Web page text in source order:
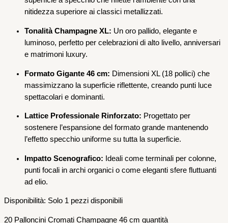
nitidezza superiore ai classici metallizzati.
Tonalità Champagne XL: Un oro pallido, elegante e
luminoso, perfetto per celebrazioni di alto livello, anniversari
e matrimoni luxury.
Formato Gigante 46 cm: Dimensioni XL (18 pollici) che
massimizzano la superficie riflettente, creando punti luce
spettacolari e dominanti.
Lattice Professionale Rinforzato: Progettato per
sostenere l’espansione del formato grande mantenendo
l’effetto specchio uniforme su tutta la superficie.
Impatto Scenografico: Ideali come terminali per colonne,
punti focali in archi organici o come eleganti sfere fluttuanti
ad elio.
Disponibilità: Solo 1 pezzi disponibili
20 Palloncini Cromati Champagne 46 cm quantità